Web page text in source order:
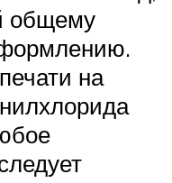
общему
на